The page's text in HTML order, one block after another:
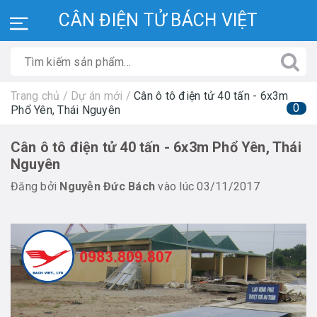
CÂN ĐIỆN TỬ BÁCH VIỆT
0
Trang chủ / Dự án mới / Cân ô tô điện tử 40 tấn - 6x3m
Phổ Yên, Thái Nguyên
Cân ô tô điện tử 40 tấn - 6x3m Phổ Yên, Thái
Nguyên
Đăng bởi Nguyễn Đức Bách vào lúc 03/11/2017